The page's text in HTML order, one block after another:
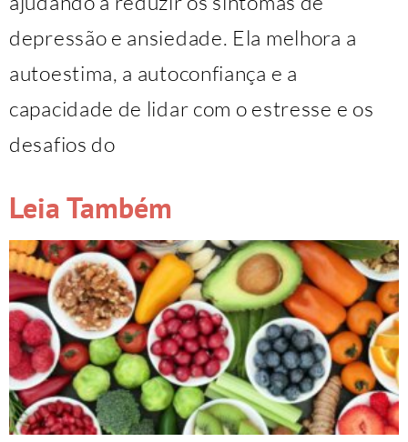
depressão e ansiedade. Ela melhora a
autoestima, a autoconfiança e a
capacidade de lidar com o estresse e os
desafios do
Leia Também